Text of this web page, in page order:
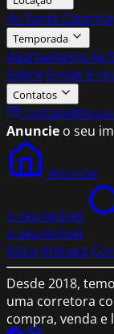
Av Santa Catarina
Temporada
Apartamento Av
Sobre Enviar E-
Contatos
Anuncie o seu
Anuncie
o seu imóvel
o seu imóvel
Início Imóveis
Desde 2018,
uma corretora
compra, venda e